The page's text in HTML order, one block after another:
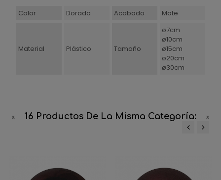
Color Dorado Acabado Mate
Material Plástico Tamaño
ø7cm
ø10cm
ø15cm
ø20cm
ø30cm
16 Productos De La Misma Categoría: